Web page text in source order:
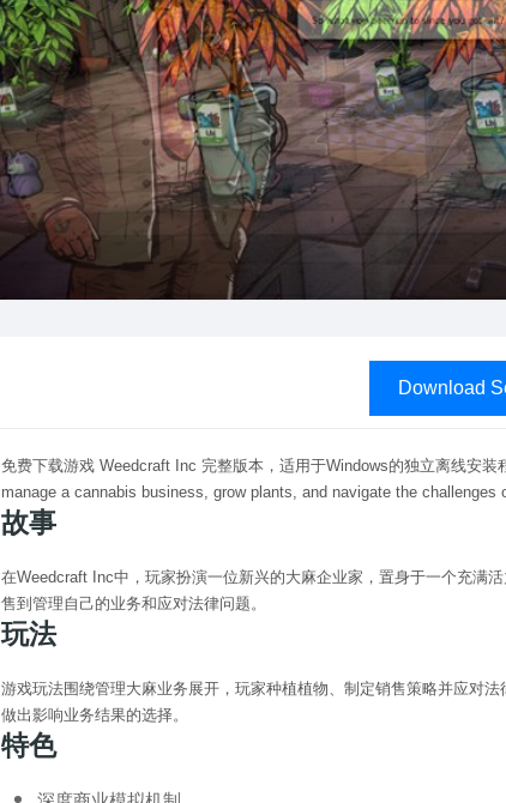
Download
免费下载游戏 Weedcraft Inc 完整版本，适用于Windows的独立离线安
manage a cannabis business, grow plants, and navigate the challenges
故事
在Weedcraft Inc中，玩家扮演一位新兴的大麻企业家，置身于一个充满
售到管理自己的业务和应对法律问题。
玩法
游戏玩法围绕管理大麻业务展开，玩家种植植物、制定销售策略并应对
做出影响业务结果的选择。
特色